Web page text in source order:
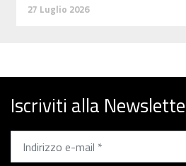
27 Luglio 2026
Iscriviti alla